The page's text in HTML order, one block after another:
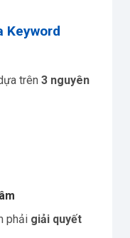
Keyword
trên 3 nguyên
phải giải quyết